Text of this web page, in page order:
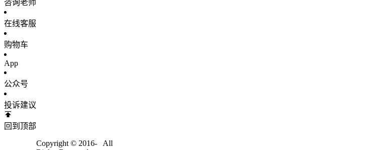
咨询老师
在线客服
购物车
App
公众号
投诉建议
回到顶部
Copyright © 2016-
All